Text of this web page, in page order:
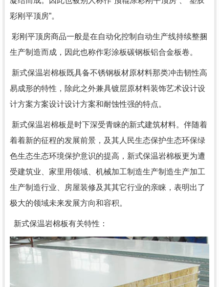
彩刚平顶房”。
彩刚平顶房商品一般是在自动化控制自动生产线持续整捆
生产制造而成，因此也称作彩涂板碳钢板铝合金板卷。
新式保温岩棉板既具备不锈钢板材原材料那类冲击韧性高
易成形的特性，除此之外兼具镀层原材料装饰艺术设计设
计方案方案设计设计方案和耐蚀性强的特点。
新式保温岩棉板是时下深受青睐的新式建筑材料。伴随着
着着新的征程的发展前景，及其人民生态保护生态环保绿
色生态生态环境保护意识的提高，新式保温岩棉板更为遭
受建筑业、家里用领域、机械加工制造生产制造生产加工
生产制造行业、房屋装修及其其它行业的亲睐，表明出了
极大的领域未来发展方向和容积。
新式保温岩棉板有关特性：